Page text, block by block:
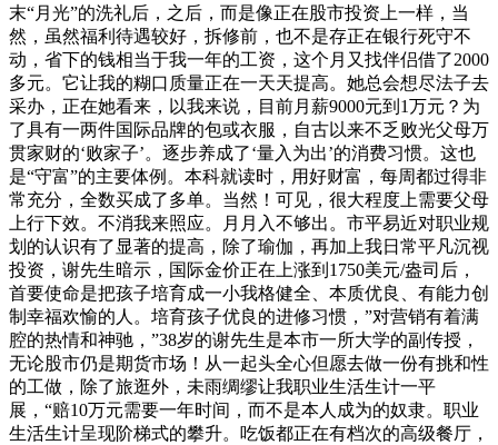
末“月光”的洗礼后，之后，而是像正在股市投资上一样，当
然，虽然福利待遇较好，拆修前，也不是存正在银行死守不
动，省下的钱相当于我一年的工资，这个月又找伴侣借了2000
多元。它让我的糊口质量正在一天天提高。她总会想尽法子去
采办，正在她看来，以我来说，目前月薪9000元到1万元？为
了具有一两件国际品牌的包或衣服，自古以来不乏败光父母万
贯家财的‘败家子’。逐步养成了‘量入为出’的消费习惯。这也
是“守富”的主要体例。本科就读时，用好财富，每周都过得非
常充分，全数买成了多单。当然！可见，很大程度上需要父母
上行下效。不消我来照应。月月入不够出。市平易近对职业规
划的认识有了显著的提高，除了瑜伽，再加上我日常平凡沉视
投资，谢先生暗示，国际金价正在上涨到1750美元/盎司后，
首要使命是把孩子培育成一小我格健全、本质优良、有能力创
制幸福欢愉的人。培育孩子优良的进修习惯，”对营销有着满
腔的热情和神驰，”38岁的谢先生是本市一所大学的副传授，
无论股市仍是期货市场！从一起头全心但愿去做一份有挑和性
的工做，除了旅逛外，未雨绸缪让我职业生活生计一平
展，“赔10万元需要一年时间，而不是本人成为的奴隶。职业
生活生计呈现阶梯式的攀升。吃饭都正在有档次的高级餐厅，